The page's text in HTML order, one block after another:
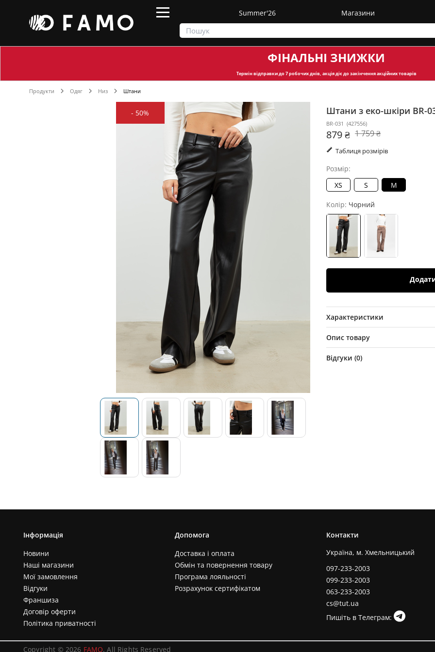
Summer'26 Магазини
ФІНАЛЬНІ ЗНИЖКИ
Термін відправкидо 7 робочих днів, акція діє до закінчення акційних товарів
Продукти Одяг Низ Штани
- 50% Штани з еко-шкіри BR-
BR-031 (427556)
879 ₴ 1 759 ₴
Таблиця розмірів
Розмір:
XS
S M
Колір: Чорний
Характеристики
Опис товару
Відгуки (0)
Інформація
Новини
Наші магазини
Мої замовлення
Відгуки
Франшиза
Договір оферти
Політика приватності
Допомога
Доставка і оплата
Обмін та повернення товару
Програма лояльності
Розрахунок сертифікатом
Контакти
Україна, м. Хмельницький
097-233-2003
099-233-2003
063-233-2003
cs@tut.ua
Пишіть в Телеграм:
Copyright © 2026 FAMO. All Rights Reserved